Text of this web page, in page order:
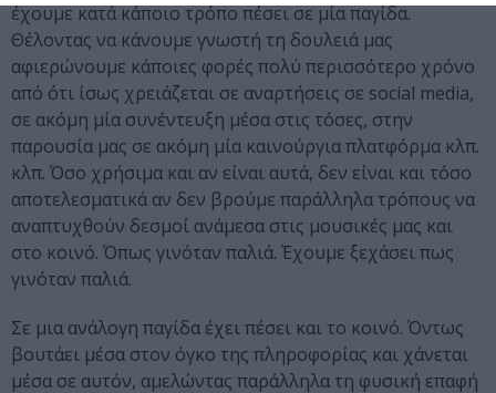
έχουμε κατά κάποιο τρόπο πέσει σε μία παγίδα.
Θέλοντας να κάνουμε γνωστή τη δουλειά μας
αφιερώνουμε κάποιες φορές πολύ περισσότερο χρόνο
από ότι ίσως χρειάζεται σε αναρτήσεις σε social media,
σε ακόμη μία συνέντευξη μέσα στις τόσες, στην
παρουσία μας σε ακόμη μία καινούργια πλατφόρμα κλπ.
κλπ. Όσο χρήσιμα και αν είναι αυτά, δεν είναι και τόσο
αποτελεσματικά αν δεν βρούμε παράλληλα τρόπους να
αναπτυχθούν δεσμοί ανάμεσα στις μουσικές μας και
στο κοινό. Όπως γινόταν παλιά. Έχουμε ξεχάσει πως
γινόταν παλιά.
Σε μια ανάλογη παγίδα έχει πέσει και το κοινό. Όντως
βουτάει μέσα στον όγκο της πληροφορίας και χάνεται
μέσα σε αυτόν, αμελώντας παράλληλα τη φυσική επαφή